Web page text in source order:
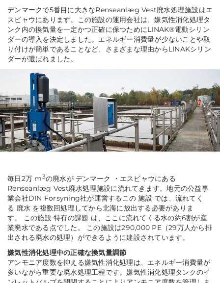
デンマークで5番目に大きなRenseanlæg Vest廃水処理施設はエ
スビャウにあります。この施設の運用会社は、嫌気性消化処理タ
ンク内の換気量を一定かつ正確に保つためにLINAK®電動シリン
ダーの導入を決定しました。エネルギー消費量が少ないことや取
り付けが簡単であることなど、さまざまな理由からLINAKシリン
ダーが選ばれました。
毎日2万 m3の廃水が デンマーク ・エスビャウにある
Renseanlæg Vest廃水処理施設に流れてきます。地元の公益事
業会社DIN Forsyning社が運営するこの 施設 では、流れてく
る 廃水 を複数回処理してから北海に放出する必要がありま
す。 この施設 特有の課題 は、ここに流れてくる水の約6割が産
業廃水である点でした。 この施設は290,000 PE（29万人から排
出される廃水の処理）ができるように建設されています。
嫌気性消化処理中の正確な換気量調節
アンモニア度数を抑える嫌気性消化処理は、エネルギー消費量が
多いながら重要な廃水処理工程です。嫌気性消化処理タンクのイ